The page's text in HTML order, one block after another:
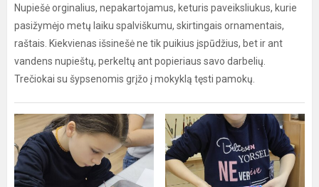
Nupiešė orginalius, nepakartojamus, keturis paveiksliukus, kurie
pasižymėjo metų laiku spalviškumu, skirtingais ornamentais,
raštais. Kiekvienas išsinešė ne tik puikius įspūdžius, bet ir ant
vandens nupieštų, perkeltų ant popieriaus savo darbelių.
Trečiokai su šypsenomis grįžo į mokyklą tęsti pamokų.